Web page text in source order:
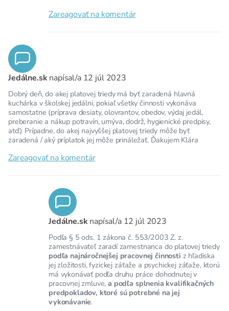
Zareagovať na komentár
Jedálne.sk napísal/a 12 júl 2023
Dobrý deň, do akej platovej triedy má byť zaradená hlavná
kuchárka v školskej jedálni, pokiaľ všetky činnosti vykonáva
samostatne (príprava desiaty, olovrantov, obedov, výdaj jedál,
preberanie a nákup potravín, umýva, dodrž, hygienické predpisy,
atď.) Prípadne, do akej najvyššej platovej triedy môže byť
zaradená / aký príplatok jej môže prináležať. Ďakujem Klára
Zareagovať na komentár
Jedálne.sk napísal/a 12 júl 2023
Podľa § 5 ods. 1 zákona č. 553/2003 Z. z.
zamestnávateľ zaradí zamestnanca do platovej triedy
podľa najnáročnejšej pracovnej činnosti z hľadiska
jej zložitosti, fyzickej záťaže a psychickej záťaže, ktorú
má vykonávať podľa druhu práce dohodnutej v
pracovnej zmluve,a podľa splnenia kvalifikačných
predpokladov, ktoré sú potrebné na jej
vykonávanie.